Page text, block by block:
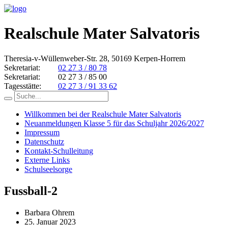
Realschule Mater Salvatoris
Theresia-v-Wüllenweber-Str. 28, 50169 Kerpen-Horrem
Sekretariat:
02 27 3 / 80 78
Sekretariat:
02 27 3 / 85 00
Tagesstätte:
02 27 3 / 91 33 62
Willkommen bei der Realschule Mater Salvatoris
Neuanmeldungen Klasse 5 für das Schuljahr 2026/2027
Impressum
Datenschutz
Kontakt-Schulleitung
Externe Links
Schulseelsorge
Fussball-2
Barbara Ohrem
25. Januar 2023